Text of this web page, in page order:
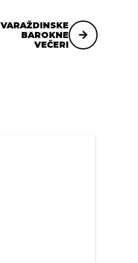
VARAŽDINSKE
BAROKNE
VEČERI